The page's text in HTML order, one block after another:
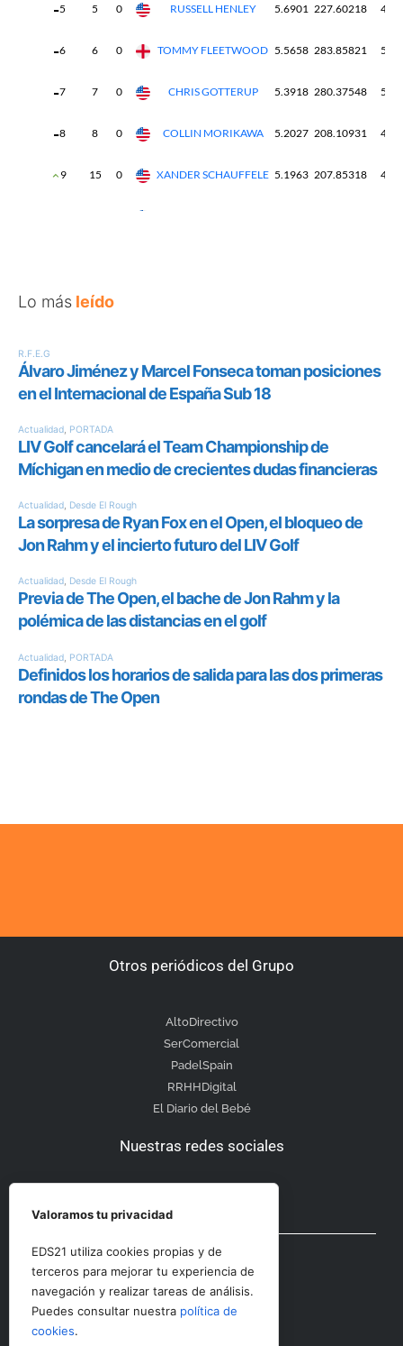
Lo más leído
Otros periódicos del Grupo
AltoDirectivo
SerComercial
PadelSpain
RRHHDigital
El Diario del Bebé
Nuestras redes sociales
Otras secciones
Contacto
Valoramos tu privacidad
EDS21 utiliza cookies propias y de
terceros para mejorar tu experiencia de
navegación y realizar tareas de análisis.
Puedes consultar nuestra política de
cookies.